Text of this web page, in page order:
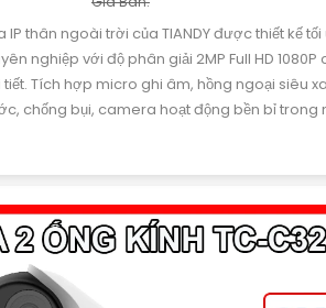
thân ngoài trời của TIANDY được thiết kế
nghiệp với độ phân giải 2MP Full HD 1080P
Tích hợp micro ghi âm, hồng ngoại siêu
chống bụi, camera hoạt động bền bỉ trong